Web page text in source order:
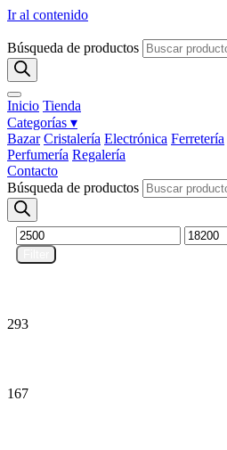
Ir al contenido
Búsqueda de productos
Inicio Tienda
Categorías ▾
Bazar Cristalería Electrónica Ferretería
Perfumería Regalería
Contacto
Búsqueda de productos
293
167